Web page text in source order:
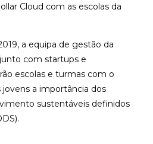
Cloud com as escolas da
a equipa de gestão da
com startups e
escolas e turmas com o
a importância dos
sustentáveis definidos